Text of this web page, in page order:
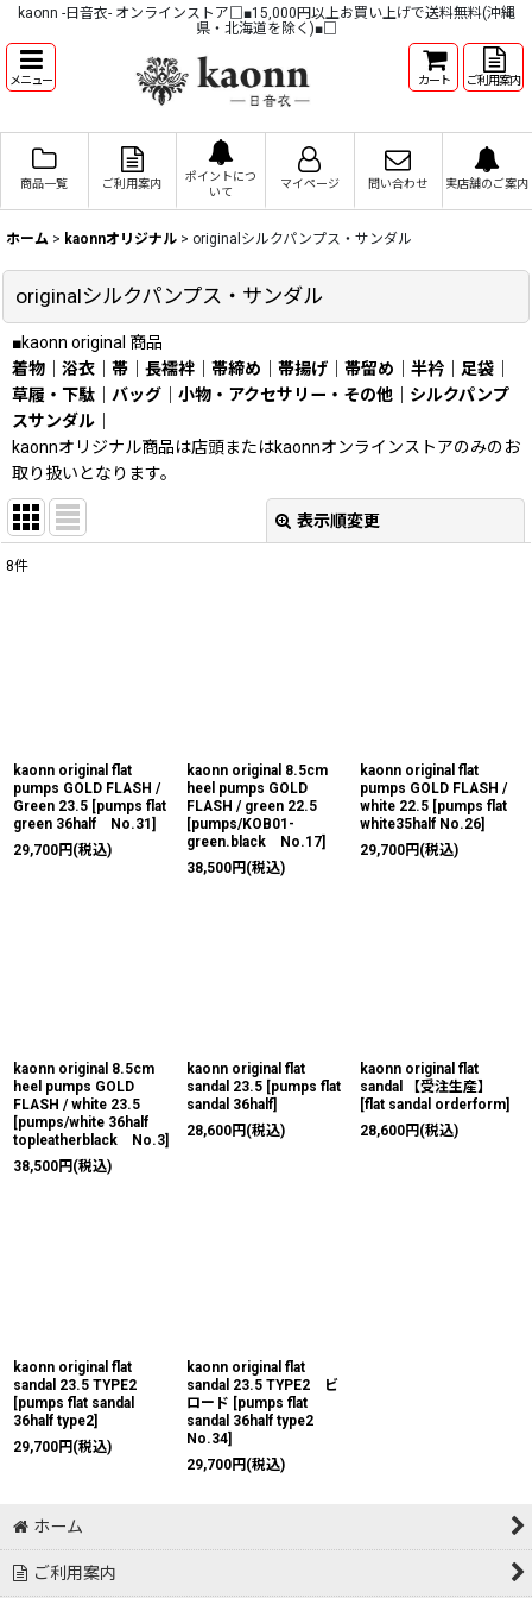
kaonn -日音衣- オンラインストア□■15,000円以上お買い上げで送料無料(沖縄
県・北海道を除く)■□
メニュー カート ご利用案内
商品一覧 ご利用案内
ポイントにつ
いて
マイページ 問い合わせ 実店舗のご案内
ホーム > kaonnオリジナル > originalシルクパンプス・サンダル
originalシルクパンプス・サンダル
■kaonn original 商品
着物
浴衣 帯 長襦袢 帯締め 帯揚げ 帯留め 半衿 足袋
草履・下駄
バッグ 小物・アクセサリー・その他
シルクパンプ
スサンダル
kaonnオリジナル商品は店頭またはkaonnオンラインストアのみのお
取り扱いとなります。
表示順変更
8件
kaonn original flat
pumps GOLD FLASH /
Green 23.5 [pumps flat
green 36half No.31]
29,700円 (税込)
kaonn original 8.5cm
heel pumps GOLD
FLASH / green 22.5
[pumps/KOB01-
green.black No.17]
38,500円 (税込)
kaonn original flat
pumps GOLD FLASH /
white 22.5 [pumps flat
white35half No.26]
29,700円 (税込)
kaonn original 8.5cm
heel pumps GOLD
FLASH / white 23.5
[pumps/white 36half
topleatherblack No.3]
38,500円 (税込)
kaonn original flat
sandal 23.5 [pumps flat
sandal 36half]
28,600円 (税込)
kaonn original flat
sandal 【受注生産】
[flat sandal orderform]
28,600円 (税込)
kaonn original flat
sandal 23.5 TYPE2
[pumps flat sandal
36half type2]
29,700円 (税込)
kaonn original flat
sandal 23.5 TYPE2 ビ
ロード [pumps flat
sandal 36half type2
No.34]
29,700円 (税込)
ホーム
ご利用案内